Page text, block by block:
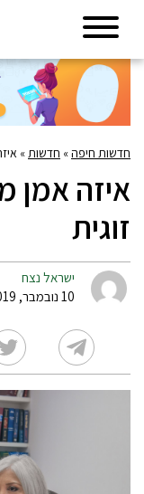
חדשות חיפה» חדשות»
איזה אמן
זוגית
ישראל נצח
10 נובמבר, 2019 09:28